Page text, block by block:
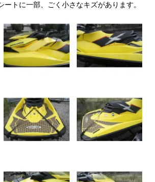
ートに一部、ごく小さなキズがあります。